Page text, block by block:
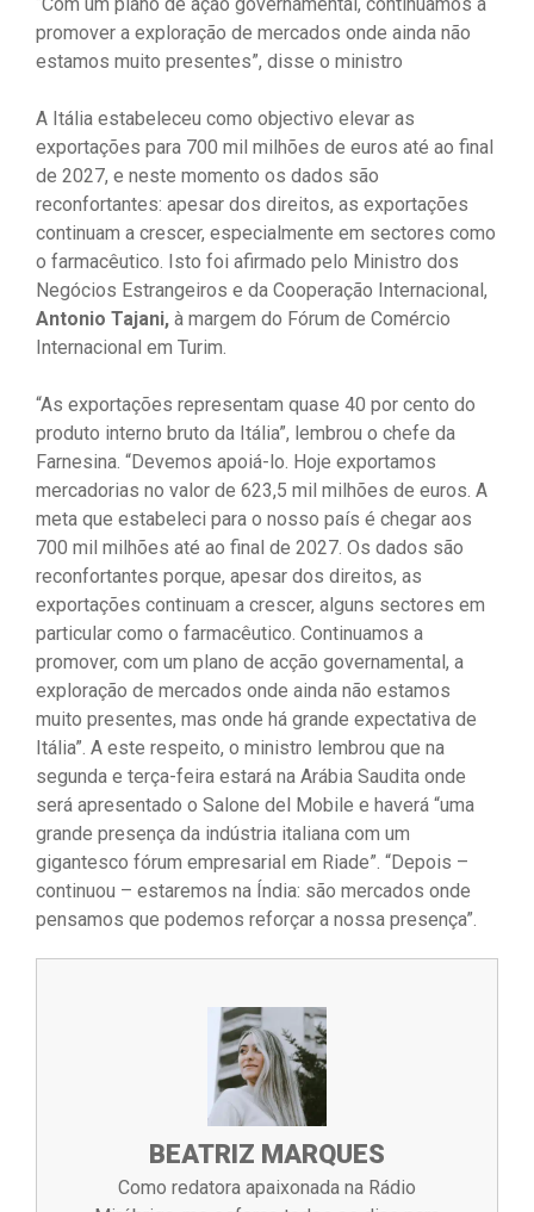
promover a exploração de mercados onde ainda não
estamos muito presentes”, disse o ministro
A Itália estabeleceu como objectivo elevar as
exportações para 700 mil milhões de euros até ao final
de 2027, e neste momento os dados são
reconfortantes: apesar dos direitos, as exportações
continuam a crescer, especialmente em sectores como
o farmacêutico. Isto foi afirmado pelo Ministro dos
Negócios Estrangeiros e da Cooperação Internacional,
Antonio Tajani, à margem do Fórum de Comércio
Internacional em Turim.
“As exportações representam quase 40 por cento do
produto interno bruto da Itália”, lembrou o chefe da
Farnesina. “Devemos apoiá-lo. Hoje exportamos
mercadorias no valor de 623,5 mil milhões de euros. A
meta que estabeleci para o nosso país é chegar aos
700 mil milhões até ao final de 2027. Os dados são
reconfortantes porque, apesar dos direitos, as
exportações continuam a crescer, alguns sectores em
particular como o farmacêutico. Continuamos a
promover, com um plano de acção governamental, a
exploração de mercados onde ainda não estamos
muito presentes, mas onde há grande expectativa de
Itália”. A este respeito, o ministro lembrou que na
segunda e terça-feira estará na Arábia Saudita onde
será apresentado o Salone del Mobile e haverá “uma
grande presença da indústria italiana com um
gigantesco fórum empresarial em Riade”. “Depois –
continuou – estaremos na Índia: são mercados onde
pensamos que podemos reforçar a nossa presença”.
BEATRIZ MARQUES
Como redatora apaixonada na Rádio